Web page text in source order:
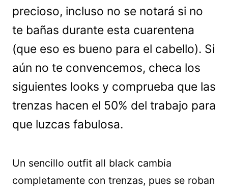
precioso, incluso no se notará si no
te bañas durante esta cuarentena
(que eso es bueno para el cabello). Si
aún no te convencemos, checa los
siguientes looks y comprueba que las
trenzas hacen el 50% del trabajo para
que luzcas fabulosa.
Un sencillo outfit all black cambia
completamente con trenzas, pues se roban